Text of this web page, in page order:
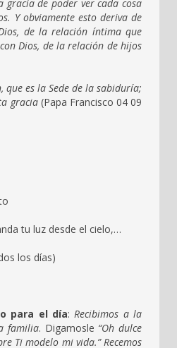
gracia de poder ver cada cosa
Y obviamente esto deriva de
de la relación íntima que
Dios, de la relación de hijos
que es la Sede de la sabiduría;
gracia (Papa Francisco 04 09
tu luz desde el cielo,…
los días)
para el día: Recibimos a la
familia. Digamosle “Oh dulce
Ti modelo mi vida.” Recemos